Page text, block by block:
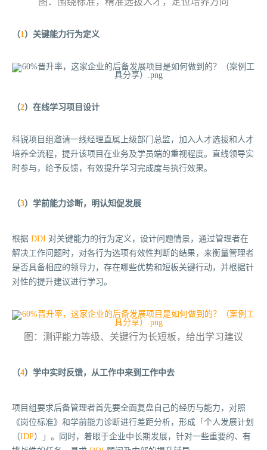
（1 ）关键能力行为定义
（2）在线学习项目设计
科锐项目组邀请一线经理直属上级部门总监，加入人才选拔和人才
培养全流程，提升该项目在业务及学员端的重视程度。直线领导实
时参与，给予反馈，有效提升学习完成度与执行效果。
（3）学前能力诊断，明认知促发展
根据 DDI 对关键能力的行为定义，设计问题情景，通过管理者在
解决工作问题时，对各行为选项有效性判断的结果，来衡量管理者
是否具备相应的领导力，存在哪些优势和短板关键行动，并根据针
对性的提升建议进行学习。
图：测评能力等级、关键行为长短板，给出学习建议
（4）学中实时反馈，从工作中来到工作中去
项目组要求后备管理者首先要全面复盘自己的经历与能力，对照
《岗位标准》和学前能力诊断进行差距分析，形成「个人发展计划
（IDP）」 。同时，着眼于企业中长期发展，针对一些重要的、有